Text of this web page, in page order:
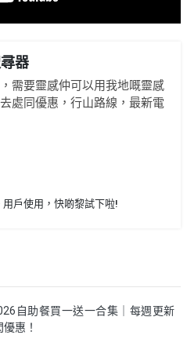
器
需要靈感仲可以用我地嘅靈感
處同優惠，行山路線，最新電
戶使用，快啲黎試下啦!
自助餐買一送一合集｜每週更新
惠！